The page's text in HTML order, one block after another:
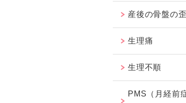
産後の骨盤の
生理痛
生理不順
PMS（月経前